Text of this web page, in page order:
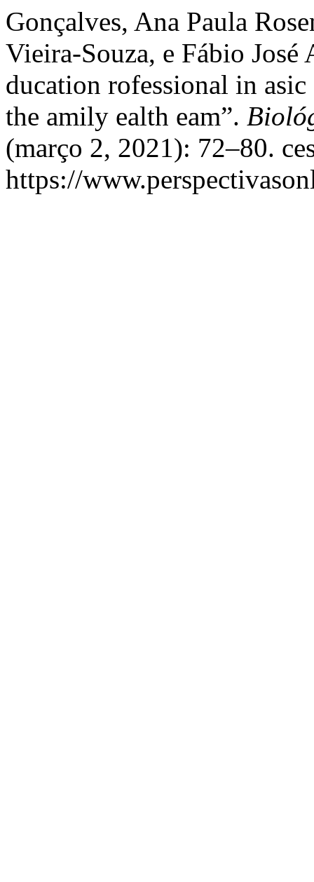
Gonçalves, Ana Paula
Vieira-Souza, e Fábio
ducation rofessional in
the amily ealth eam”.
(março 2, 2021): 72–80.
https://